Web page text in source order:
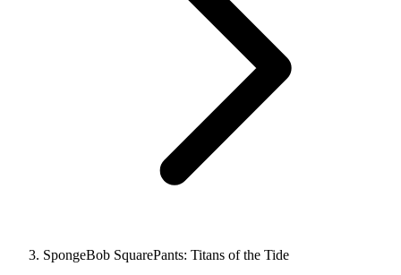
SpongeBob SquarePants: Titans of the Tide